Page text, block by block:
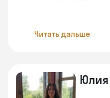
Читать дальше
Юлия